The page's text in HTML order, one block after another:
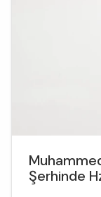
Şerhinde